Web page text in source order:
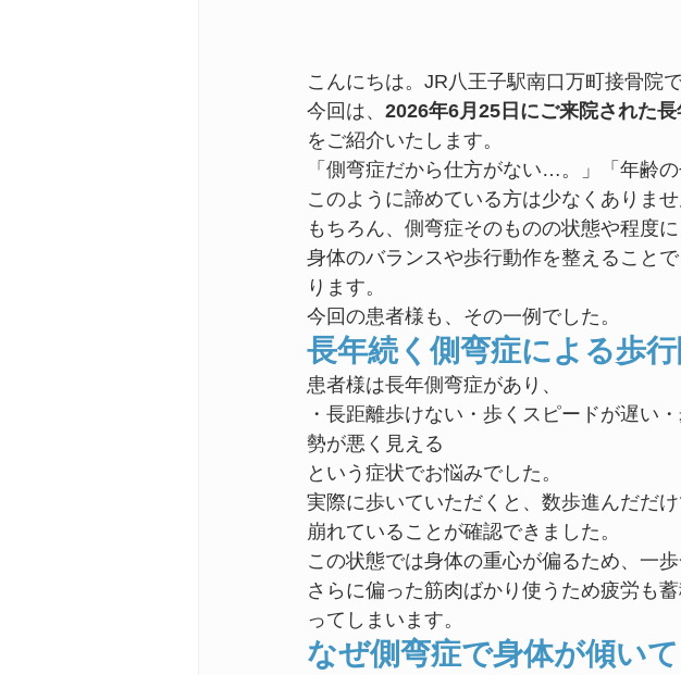
こんにちは。JR八王子駅南口万町接骨院で
今回は、 2026年6月25日にご来院された
をご紹介いたします。
「側弯症だから仕方がない…。」「年齢
このように諦めている方は少なくありませ
もちろん、側弯症そのものの状態や程度
身体のバランスや歩行動作を整えること
ります。
今回の患者様も、その一例でした。
長年続く側弯症による歩
患者様は長年側弯症があり、
・長距離歩けない・歩くスピードが遅い
勢が悪く見える
という症状でお悩みでした。
実際に歩いていただくと、数歩進んだだ
崩れていることが確認できました。
この状態では身体の重心が偏るため、一
さらに偏った筋肉ばかり使うため疲労も
ってしまいます。
なぜ側弯症で身体が傾い